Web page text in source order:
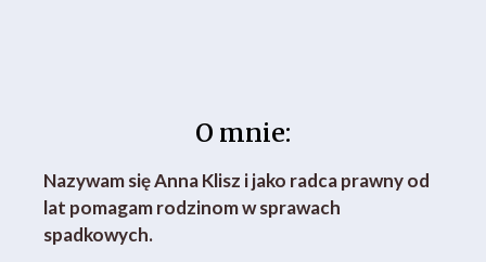
O mnie:
Nazywam się Anna Klisz i jako radca prawny od
lat pomagam rodzinom w sprawach
spadkowych.